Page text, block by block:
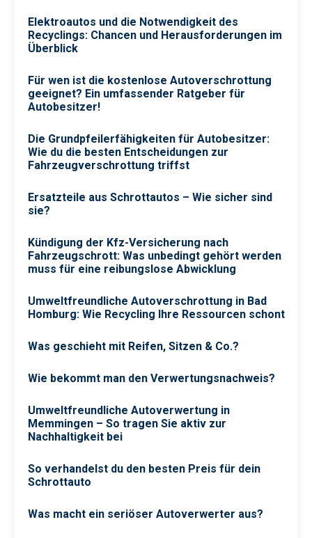
Elektroautos und die Notwendigkeit des
Recyclings: Chancen und Herausforderungen im
Überblick
Für wen ist die kostenlose Autoverschrottung
geeignet? Ein umfassender Ratgeber für
Autobesitzer!
Die Grundpfeilerfähigkeiten für Autobesitzer:
Wie du die besten Entscheidungen zur
Fahrzeugverschrottung triffst
Ersatzteile aus Schrottautos – Wie sicher sind
sie?
Kündigung der Kfz-Versicherung nach
Fahrzeugschrott: Was unbedingt gehört werden
muss für eine reibungslose Abwicklung
Umweltfreundliche Autoverschrottung in Bad
Homburg: Wie Recycling Ihre Ressourcen schont
Was geschieht mit Reifen, Sitzen & Co.?
Wie bekommt man den Verwertungsnachweis?
Umweltfreundliche Autoverwertung in
Memmingen – So tragen Sie aktiv zur
Nachhaltigkeit bei
So verhandelst du den besten Preis für dein
Schrottauto
Was macht ein seriöser Autoverwerter aus?